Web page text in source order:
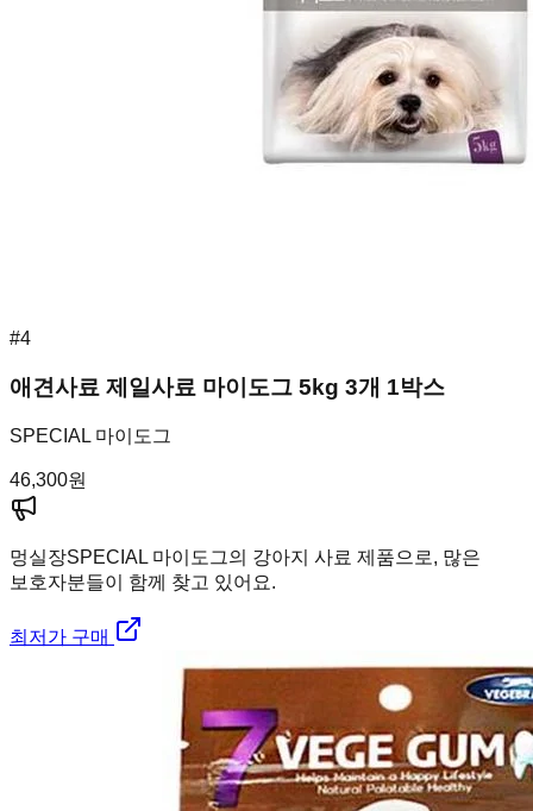
#4
애견사료 제일사료 마이도그 5kg 3개 1박스
SPECIAL 마이도그
46,300원
멍실장SPECIAL 마이도그의 강아지 사료 제품으로, 많은
보호자분들이 함께 찾고 있어요.
최저가 구매